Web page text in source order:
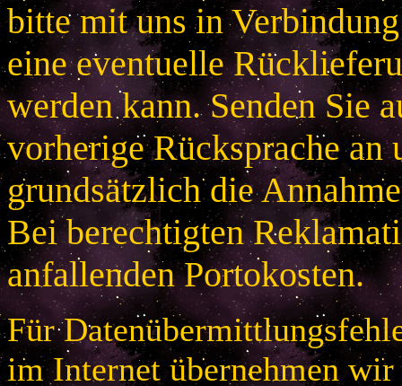
bitte mit uns in
eine eventuelle
werden kann. Senden Sie
vorherige Rücksprache
grundsätzlich die
Bei berechtigten
anfallenden Portokosten.
Für
im Internet übernehmen